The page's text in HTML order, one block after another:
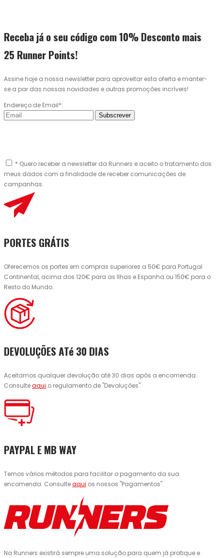
Receba já o seu código com 10% Desconto mais
25 Runner Points!
Assine hoje a nossa newsletter para aproveitar esta oferta e manter-
se a par das nossas novidades e outras promoções incríveis!
Endereço de Email*:
Subscrever
* Quero receber a newsletter da Runners e aceito o tratamento dos
meus dados com a finalidade de receber comunicações de
campanhas.
PORTES GRÁTIS
Oferecemos os portes em compras superiores a 50€ para Portugal
Continental, acima dos 120€ para as Ilhas e Espanha ou 150€ para o
Resto do Mundo.
DEVOLUÇÕES ATé 30 DIAS
Aceitamos qualquer devolução até 30 dias após a encomenda.
Consulteaqui o regulamento de "Devoluções".
PAYPAL E MB WAY
Temos vários métodos para facilitar o pagamento da sua
encomenda. Consulteaqui os nossos "Pagamentos".
Na Runners existirá sempre uma solução para quem já pratique e